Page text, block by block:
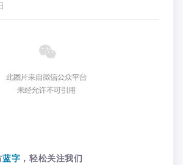
蓝字 ，轻松关注我们